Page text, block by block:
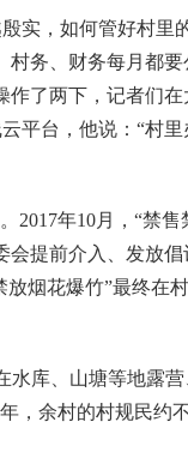
实，如何管好村里
务、财务每月都要
作了两下，记者们在
平台，他说：“村里
年10月，“禁售
提前介入、发放倡
烟花爆竹”最终在
水库、山塘等地露
，余村的村规民约